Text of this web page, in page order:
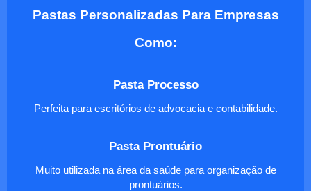
Pastas Personalizadas Para Empresas
Como:
Pasta Processo
Perfeita para escritórios de advocacia e contabilidade.
Pasta Prontuário
Muito utilizada na área da saúde para organização de
prontuários.